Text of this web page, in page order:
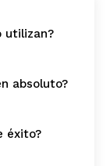
utilizan?
absoluto?
éxito?